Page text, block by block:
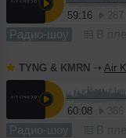
59:16
Радио-шоу
TYNG & KMRN ➝ Air
60:08
Радио-шоу